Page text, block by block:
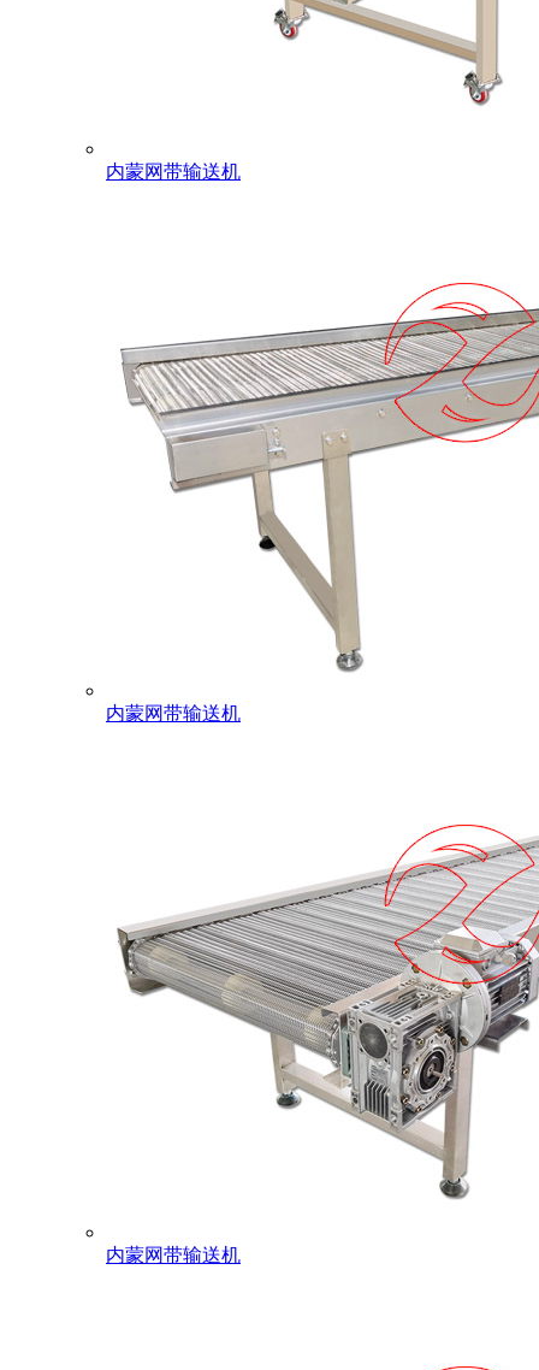
内蒙网带输送机
内蒙网带输送机
内蒙网带输送机